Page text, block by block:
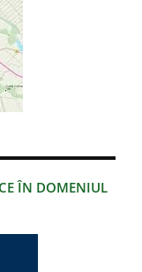
ÎN DOMENIUL